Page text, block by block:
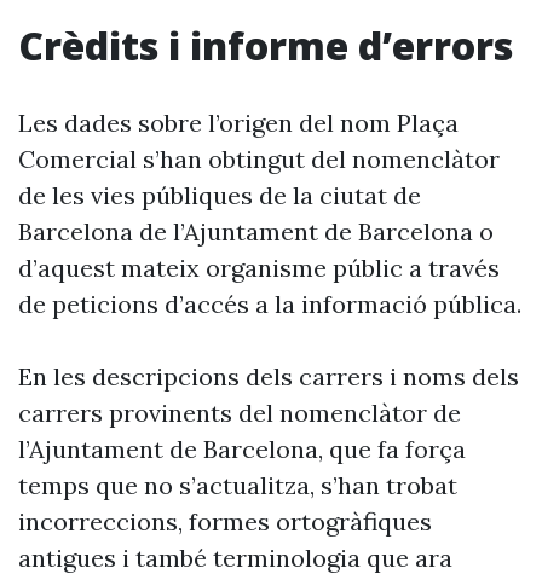
Crèdits i informe d’errors
Les dades sobre l’origen del nom Plaça
Comercial s’han obtingut del nomenclàtor
de les vies públiques de la ciutat de
Barcelona de l’Ajuntament de Barcelona o
d’aquest mateix organisme públic a través
de peticions d’accés a la informació pública.
En les descripcions dels carrers i noms dels
carrers provinents del nomenclàtor de
l’Ajuntament de Barcelona, que fa força
temps que no s’actualitza, s’han trobat
incorreccions, formes ortogràfiques
antigues i també terminologia que ara